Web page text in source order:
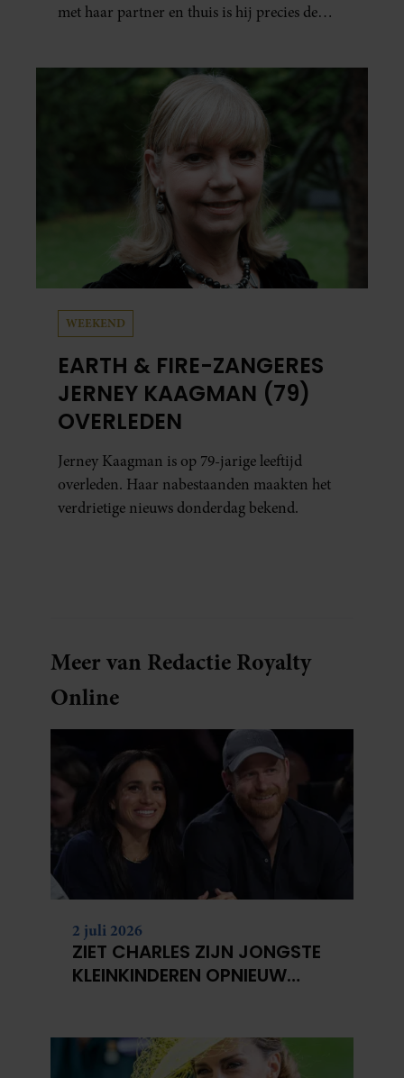
met haar partner en thuis is hij precies de
vaker schaamt zodra ze samen onder de
WEEKEND
EARTH & FIRE-ZANGERES
JERNEY KAAGMAN (79)
OVERLEDEN
Jerney Kaagman is op 79-jarige leeftijd
overleden. Haar nabestaanden maakten het
verdrietige nieuws donderdag bekend.
Meer van Redactie Royalty
Online
2 juli 2026
ZIET CHARLES ZIJN JONGSTE
KLEINKINDEREN OPNIEUW